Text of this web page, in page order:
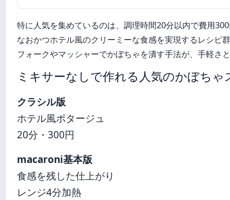
特に人気を集めているのは、調理時間20分以内で費用
なおかつホテル風のクリーミーな食感を実現するレシピ
フォークやマッシャーでかぼちゃを潰す手法が、手軽さ
ミキサーなしで作れる人気のかぼちゃ
クラシル版
ホテル風ポタージュ
20分・300円
macaroni基本版
食感を残した仕上がり
レンジ4分加熱